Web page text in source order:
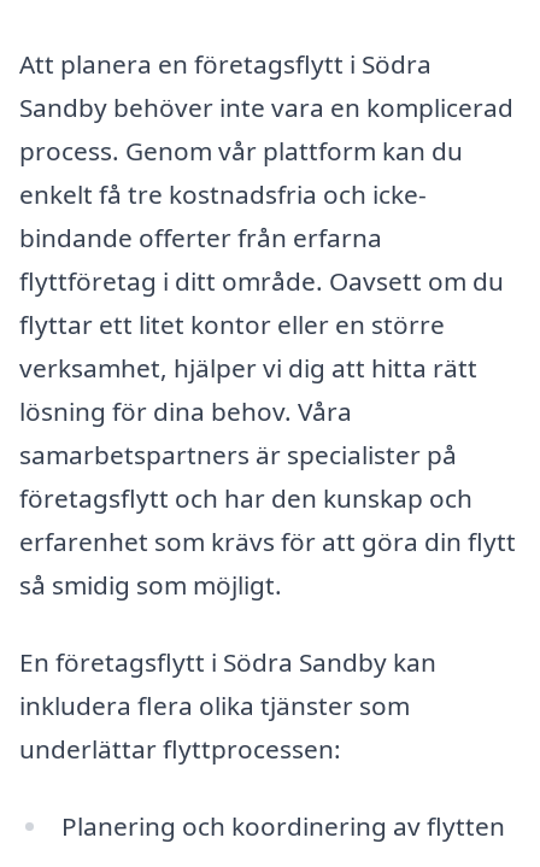
Att planera en företagsflytt i Södra
Sandby behöver inte vara en komplicerad
process. Genom vår plattform kan du
enkelt få tre kostnadsfria och icke-
bindande offerter från erfarna
flyttföretag i ditt område. Oavsett om du
flyttar ett litet kontor eller en större
verksamhet, hjälper vi dig att hitta rätt
lösning för dina behov. Våra
samarbetspartners är specialister på
företagsflytt och har den kunskap och
erfarenhet som krävs för att göra din flytt
så smidig som möjligt.
En företagsflytt i Södra Sandby kan
inkludera flera olika tjänster som
underlättar flyttprocessen:
Planering och koordinering av flytten